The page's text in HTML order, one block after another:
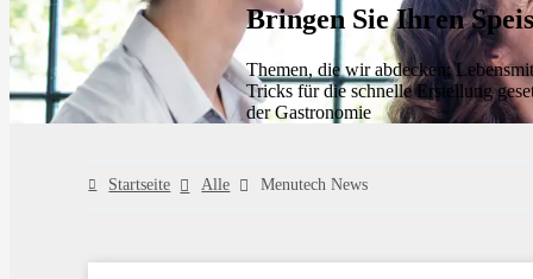
Bringen Sie Ihren
Themen, die wir abdecken:
Tricks für die schnelle Erstellung
der Gastronomie
Startseite Alle Menutech News